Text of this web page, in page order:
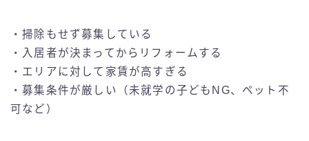
・掃除もせず募集している
・入居者が決まってからリフォームする
・エリアに対して家賃が高すぎる
・募集条件が厳しい（未就学の子どもNG、ペット不
可など）